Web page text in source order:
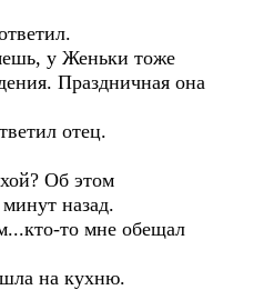
у Женьки тоже
Праздничная она
отец.
Об этом
назад.
то мне обещал
на кухню.